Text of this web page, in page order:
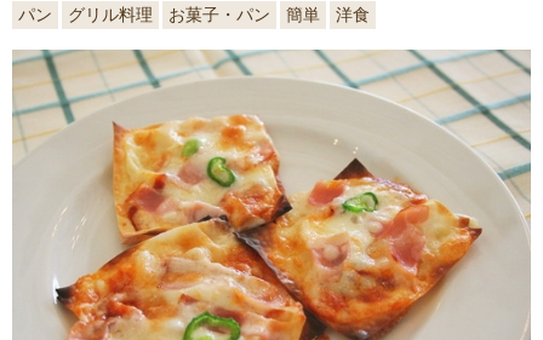
パン
グリル料理 お菓子・パン 簡単 洋食